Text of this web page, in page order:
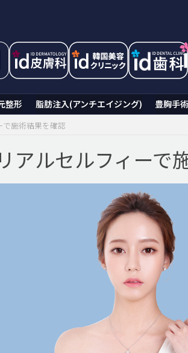
整形 脂肪注入(アンチエイジング) 豊胸手
で施術結果を確認
リアルセルフィーで